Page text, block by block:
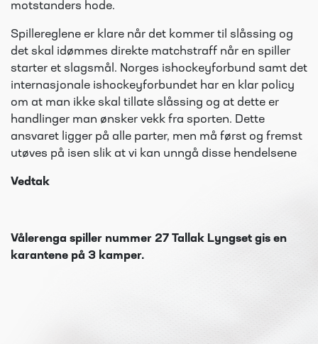
motstanders hode.
Spillereglene er klare når det kommer til slåssing og
det skal idømmes direkte matchstraff når en spiller
starter et slagsmål. Norges ishockeyforbund samt det
internasjonale ishockeyforbundet har en klar policy
om at man ikke skal tillate slåssing og at dette er
handlinger man ønsker vekk fra sporten. Dette
ansvaret ligger på alle parter, men må først og fremst
utøves på isen slik at vi kan unngå disse hendelsene
Vedtak
Vålerenga spiller nummer 27 Tallak Lyngset gis en
karantene på 3 kamper.